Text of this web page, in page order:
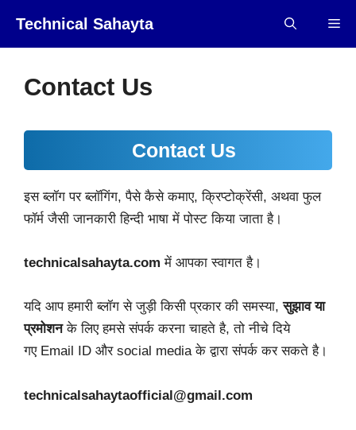
Technical Sahayta
Contact Us
Contact Us
इस ब्लॉग पर ब्लॉगिंग,पैसे कैसे कमाए,क्रिप्टोक्रेंसी, अथवा फुल
फॉर्म जैसी जानकारी हिन्दी भाषा में पोस्ट किया जाता है।
technicalsahayta.comमें आपका स्वागत है।
यदि आप हमारी ब्लॉग से जुड़ी किसी प्रकार की समस्या,सुझाव या
प्रमोशन के लिए हमसे संपर्क करना चाहते है,तो नीचे दिये
गए Email ID और social mediaके द्वारा संपर्क कर सकते है।
technicalsahaytaofficial@gmail.com